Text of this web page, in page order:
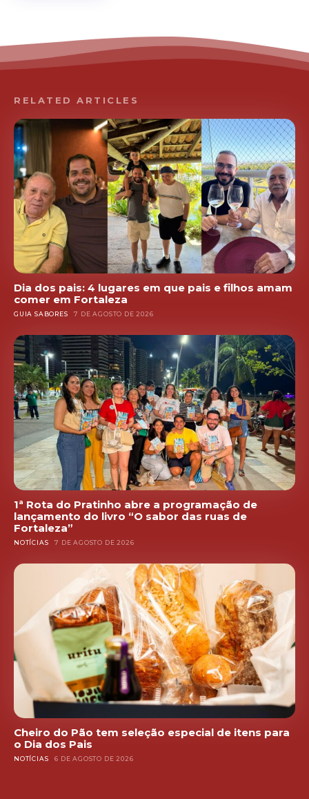
RELATED ARTICLES
Dia dos pais: 4 lugares em que pais e filhos amam
comer em Fortaleza
GUIA SABORES 7 DE AGOSTO DE 2026
1ª Rota do Pratinho abre a programação de
lançamento do livro “O sabor das ruas de
Fortaleza”
NOTÍCIAS 7 DE AGOSTO DE 2026
Cheiro do Pão tem seleção especial de itens para
o Dia dos Pais
NOTÍCIAS 6 DE AGOSTO DE 2026